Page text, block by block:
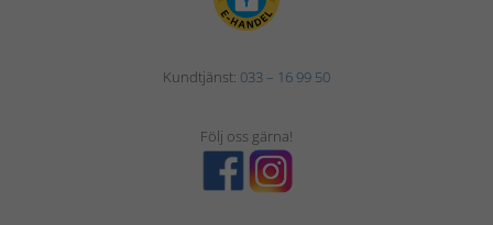
Kundtjänst: 033 – 16 99 50
Följ oss gärna!